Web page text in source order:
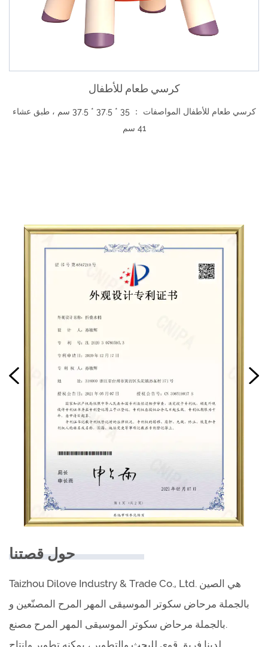
كرسي طعام للأطفال
كرسي طعام للأطفال المواصفات ： 35 * 37.5 * 37.5 سم ، طبق عشاء
41 سم
حول قصتنا
Taizhou Dilove Industry & Trade Co., Ltd. هي الصين
بالجملة مرحاض سكوتر الموسيقى المهر المرح المصنّعين و
بالجملة مرحاض سكوتر الموسيقى المهر المرح مصنع.